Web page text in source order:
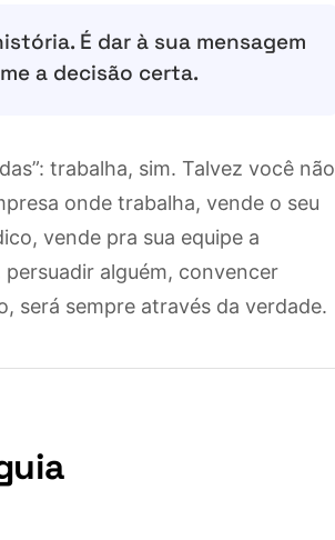
É dar à sua mensagem
a decisão certa.
trabalha, sim. Talvez você não
onde trabalha, vende o seu
vende pra sua equipe a
alguém, convencer
será sempre através da verdade.